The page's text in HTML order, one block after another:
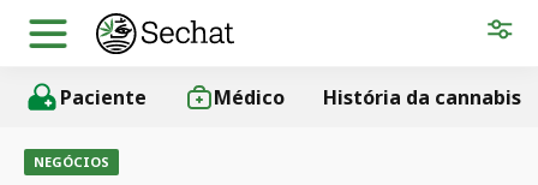
Paciente Médico História da cannabis
NEGÓCIOS